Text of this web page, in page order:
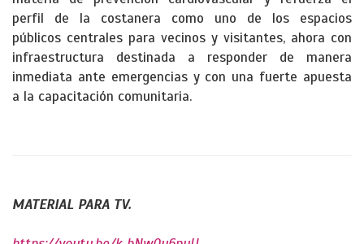
perfil de la costanera como uno de los espacios
públicos centrales para vecinos y visitantes, ahora con
infraestructura destinada a responder de manera
inmediata ante emergencias y con una fuerte apuesta
a la capacitación comunitaria.
MATERIAL PARA TV.